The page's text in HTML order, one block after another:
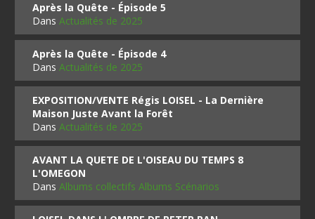
Après la Quête - Épisode 5
DansActualités de 2025
Après la Quête - Épisode 4
DansActualités de 2025
EXPOSITION/VENTE Régis LOISEL - La Dernière
Maison Juste Avant la Forêt
DansActualités de 2025
AVANT LA QUETE DE L'OISEAU DU TEMPS 8
L'OMEGON
DansAlbums collectifs Albums Scénarios